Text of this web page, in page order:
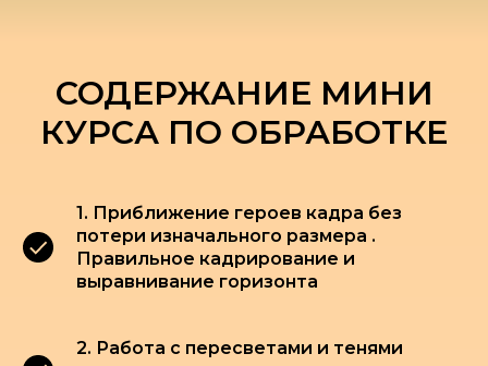
СОДЕРЖАНИЕ МИНИ
КУРСА ПО ОБРАБОТКЕ
1. Приближение героев кадра без
потери изначального размера .
Правильное кадрирование и
выравнивание горизонта
2. Работа с пересветами и тенями